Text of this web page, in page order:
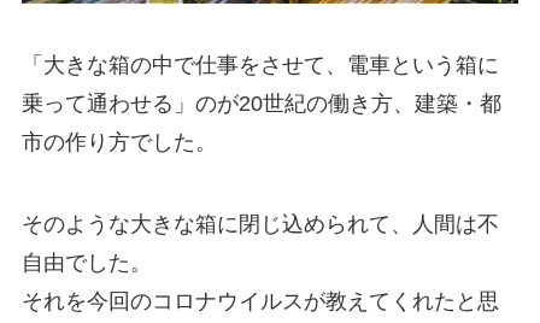
「大きな箱の中で仕事をさせて、電車という箱に
乗って通わせる」のが20世紀の働き方、建築・都
市の作り方でした。
そのような大きな箱に閉じ込められて、人間は不
自由でした。
それを今回のコロナウイルスが教えてくれたと思